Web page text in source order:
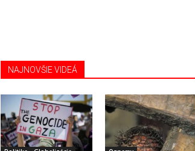
NAJNOVŠIE VIDEÁ